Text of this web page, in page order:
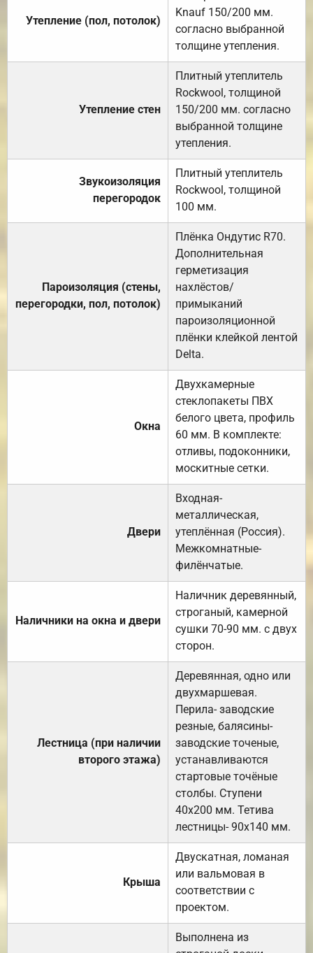
Утепление (пол, потолок)
Knauf 150/200 мм.
согласно выбранной
толщине утепления.
Утепление стен
Плитный утеплитель
Rockwool, толщиной
150/200 мм. согласно
выбранной толщине
утепления.
Звукоизоляция
перегородок
Плитный утеплитель
Rockwool, толщиной
100 мм.
Пароизоляция (стены,
перегородки, пол, потолок)
Плёнка Ондутис R70.
Дополнительная
герметизация
нахлёстов/
примыканий
пароизоляционной
плёнки клейкой лентой
Delta.
Окна
Двухкамерные
стеклопакеты ПВХ
белого цвета, профиль
60 мм. В комплекте:
отливы, подоконники,
москитные сетки.
Двери
Входная-
металлическая,
утеплённая (Россия).
Межкомнатные-
филёнчатые.
Наличники на окна и двери
Наличник деревянный,
строганый, камерной
сушки 70-90 мм. с двух
сторон.
Лестница (при наличии
второго этажа)
Деревянная, одно или
двухмаршевая.
Перила- заводские
резные, балясины-
заводские точеные,
устанавливаются
стартовые точёные
столбы. Ступени
40х200 мм. Тетива
лестницы- 90х140 мм.
Крыша
Двускатная, ломаная
или вальмовая в
соответствии с
проектом.
Выполнена из